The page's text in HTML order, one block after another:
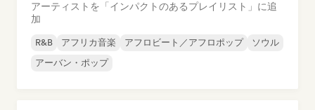
アーティストを「インパクトのあるプレイリスト」に追
加
R&B アフリカ音楽 アフロビート／アフロポップ
ソウル
アーバン・ポップ